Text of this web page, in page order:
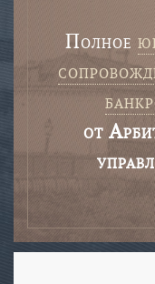
полное
от